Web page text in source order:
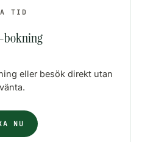
TID
bokning
eller besök direkt utan
NU